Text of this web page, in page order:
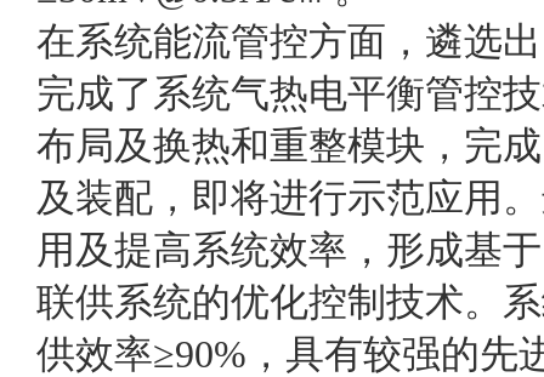
在系统能流管控方面，遴选
完成了系统气热电平衡管控
布局及换热和重整模块，完
及装配，即将进行示范应用
用及提高系统效率，形成基
联供系统的优化控制技术。
供效率≥90%，具有较强的先